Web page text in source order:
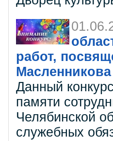
работ,
Масленникова
Данный
памяти
Челябинской
служебных